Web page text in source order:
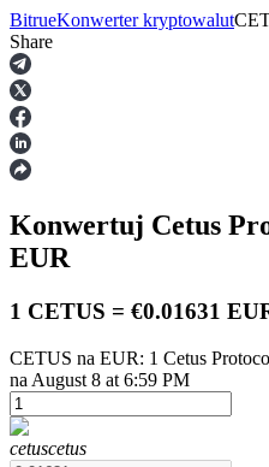
Kontrakty terminowe
Kontrakty terminowe na
BitrueKonwerter kryptowalut
Share
Konwertuj Cetus
EUR
1 CETUS = €0.01631
CETUS na EUR: 1 Cetus
na August 8 at 6:59 PM
cetuscetus